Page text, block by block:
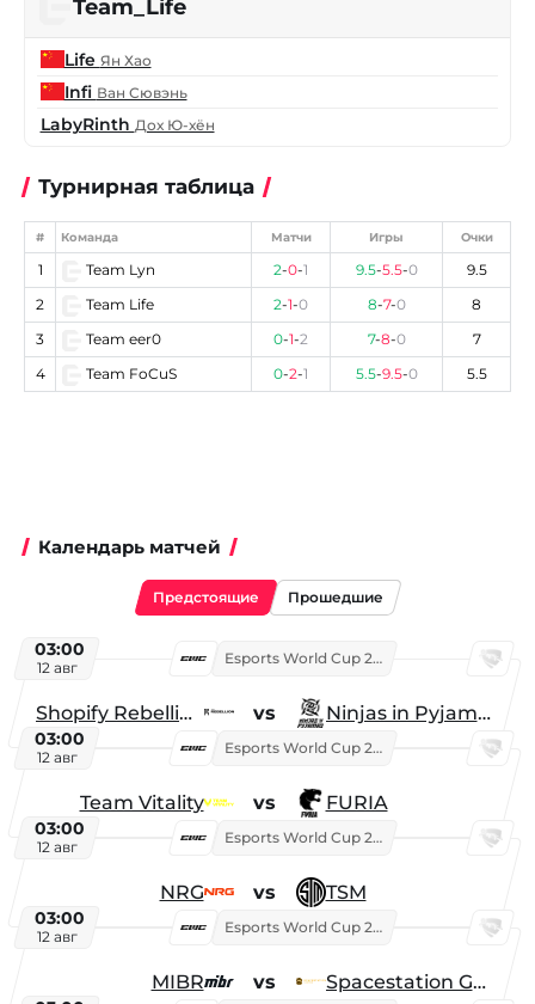
Team_Life
Life Ян Хао
Infi Ван Сювэнь
LabyRinth Дох Ю-хён
Турнирная таблица
# Команда Матчи Игры Очки
1 Team Lyn 2-0-1 9.5-5.5-0
9.5
2
Team Life 2-1-0 8-7-0
8
3
Team eer0 0-1-2 7-8-0
7
4
Team FoCuS 0-2-1 5.5-9.5-0 5.5
Календарь матчей
Предстоящие Прошедшие
03:00
12 авг
Esports World Cup 2026
Shopify Rebellion vs Ninjas in Pyjamas
03:00
12 авг
Esports World Cup 2026
Team Vitality vs FURIA
03:00
12 авг
Esports World Cup 2026
NRG vs TSM
03:00
12 авг
Esports World Cup 2026
MIBR vs Spacestation Gaming